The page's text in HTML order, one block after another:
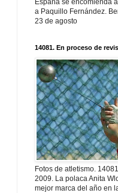
España se encomienda
a Paquillo Fernández.
23 de agosto
14081. En proceso de
Fotos de atletismo.
2009. La polaca Anita
mejor marca del año en